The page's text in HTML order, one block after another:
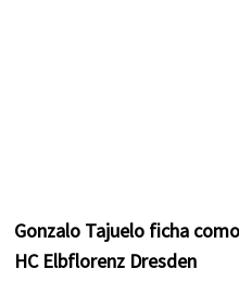
Gonzalo Tajuelo ficha
HC Elbflorenz Dresden